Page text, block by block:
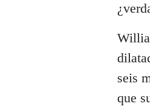
seis
que